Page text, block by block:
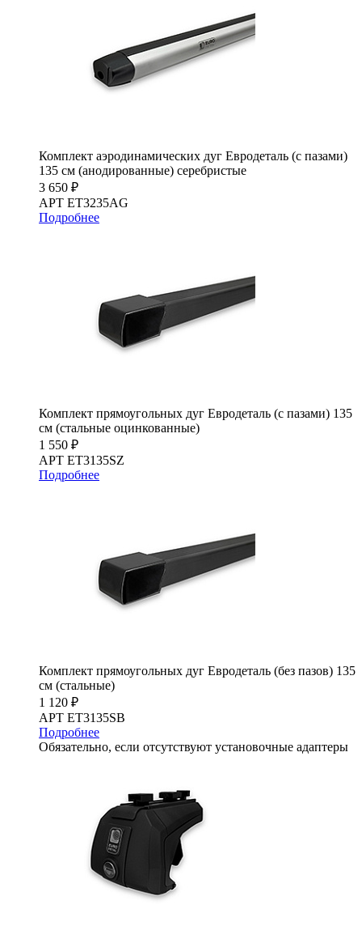
Комплект аэродинамических дуг Евродеталь (с пазами)
135 см (анодированные) серебристые
3 650 ₽
АРТ ET3235AG
Подробнее
Комплект прямоугольных дуг Евродеталь (с пазами) 135
см (стальные оцинкованные)
1 550 ₽
АРТ ET3135SZ
Подробнее
Комплект прямоугольных дуг Евродеталь (без пазов) 135
см (стальные)
1 120 ₽
АРТ ET3135SB
Подробнее
Обязательно, если отсутствуют установочные адаптеры